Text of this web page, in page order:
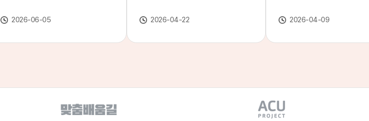
스가 종료될 예정이오니, 이용에 참고하
종료 강의 안내 이관 작업으로 인해 일부
었습니다. 서비스 종료 강의 목록은 아래
링크에서 확인하실 수 있습니다. → 서비
2026-06-05
합니다.※ 서비스 점검 작업 일시 : 4월
24일(금) 19:00 ~ 4월 25일(토) 23:00
안 일시중지될 예정이오니, 이 점 양해하
2026-04-22
본 조사는 2025. 3. 1~2026. 2.
에 운영된 원격강좌(이러닝) 현
강좌(12-바)'에 데이터를 연계할
인시 캠퍼스인 경우 해당 캠퍼스
있는 기관명을 선택하시면 됩니
2026-04-09